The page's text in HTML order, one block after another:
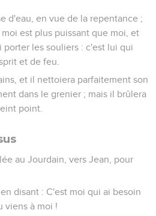
d'eau, en vue de la repentance ;
est plus puissant que moi, et
porter les souliers : c'est lui qui
et de feu.
et il nettoiera parfaitement son
dans le grenier ; mais il brûlera
point.
au Jourdain, vers Jean, pour
disant : C'est moi qui ai besoin
viens à moi !